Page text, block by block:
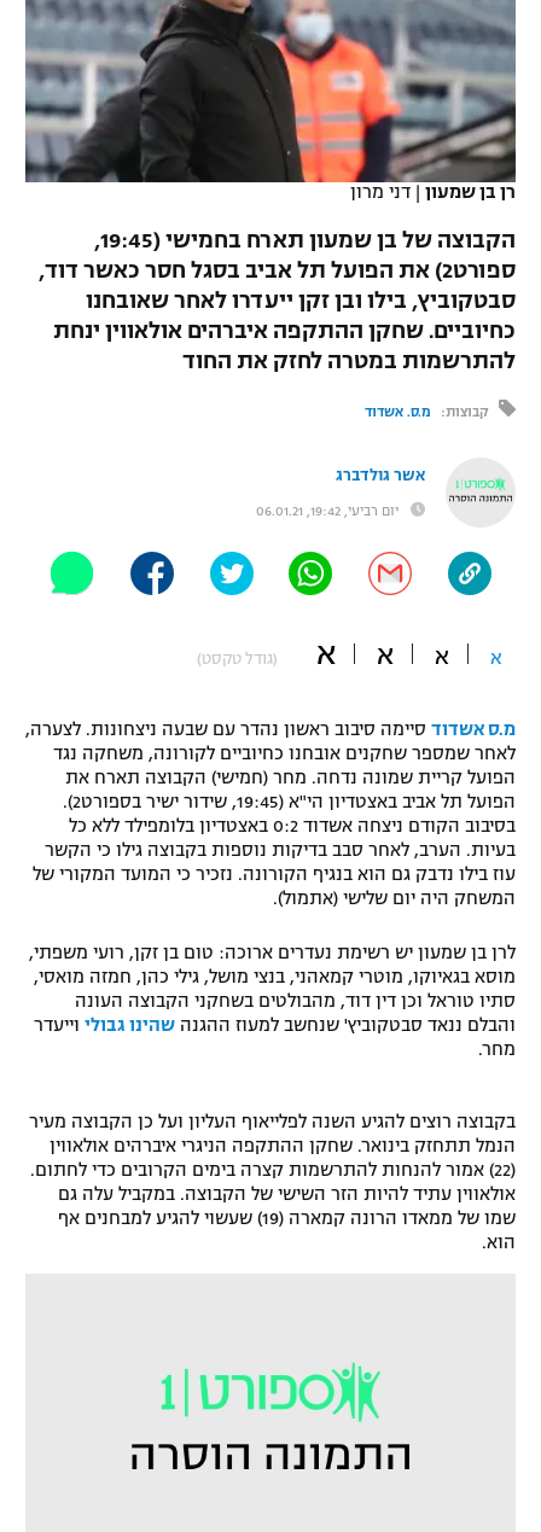
VOD
רץ ברשת
תוצאות
לוח שידורים
ברחבה
"מעל הליגה" – פודקאסט
"מחצית בשכונה" – פודקאסט
משתתפים וזוכים בפרסים
תקנון משתתפים וזוכים בפרסים
תקנון עבור פעילות אלקטרה
תקנון עבור פעילות ספורט 1 – "מרלן"
טניס
גיימינג E-Sports
תנאי שימוש
מדיניות פרטיות
תקנון פעילות ספורט 1
רשיון להקרנה פומבית לבית עסק
הצטרפות לחבילת הערוצים
לוח דרושים – ג'ובנט
נבחרת ישראל
מכבי חיפה
בית"ר ירושלים
מכבי תל אביב
הפועל תל אביב
הפועל חיפה
בני יהודה
ליגה ספרדית
ליגה איטלקית
ליגה צרפתית
ליגה הולנדית
ליגה טורקית
ליגה סינית
ליגה ברזילאית
כדורסל נשים
מכבי תל אביב
הפועל חולון
הפועל ירושלים
דני אבדיה
יורוליג
יורוקאפ
טניס
כדוריד
כדורעף
שחייה
ג'ודו
אגרוף
ספורט אולימפי
UFC
אופניים
ספורט מוטורי
פוטבול אמריקאי NFL
בייסבול MLB
ספורט אתגרי ואקסטרים
גיימינג E-Sports
רן בן שמעון | דני מרון
הקבוצה של בן שמעון תארח בחמישי (19:45,
ספורט2) את הפועל תל אביב בסגל חסר כאשר דוד,
סבטקוביץ, בילו ובן זקן ייעדרו לאחר שאובחנו
כחיוביים. שחקן ההתקפה איברהים אולאווין ינחת
להתרשמות במטרה לחזק את החוד
קבוצות: מ.ס. אשדוד
אשר גולדברג
יום רביעי, 19:42, 06.01.21
א א א א (גודל טקסט)
מ.ס אשדוד סיימה סיבוב ראשון נהדר עם שבעה ניצחונות. לצערה,
לאחר שמספר שחקנים אובחנו כחיוביים לקורונה, משחקה נגד
הפועל קריית שמונה נדחה. מחר (חמישי) הקבוצה תארח את
הפועל תל אביב באצטדיון הי"א (19:45, שידור ישיר בספורט2).
בסיבוב הקודם ניצחה אשדוד 0:2 באצטדיון בלומפילד ללא כל
בעיות. הערב, לאחר סבב בדיקות נוספות בקבוצה גילו כי הקשר
עוז בילו נדבק גם הוא בנגיף הקורונה. נזכיר כי המועד המקורי של
המשחק היה יום שלישי (אתמול).
לרן בן שמעון יש רשימת נעדרים ארוכה: טום בן זקן, רועי משפתי,
מוסא בגאיוקו, מוטרי קמאהני, בנצי מושל, גילי כהן, חמזה מואסי,
סתיו טוראל וכן דין דוד, מהבולטים בשחקני הקבוצה העונה
והבלם ננאד סבטקוביץ' שנחשב למעוז ההגנה שהינו גבולי וייעדר
מחר.
בקבוצה רוצים להגיע השנה לפלייאוף העליון ועל כן הקבוצה מעיר
הנמל תתחזק בינואר. שחקן ההתקפה הניגרי איברהים אולאווין
(22) אמור להנחות להתרשמות קצרה בימים הקרובים כדי לחתום.
אולאווין עתיד להיות הזר השישי של הקבוצה. במקביל עלה גם
שמו של ממאדו הרונה קמארה (19) שעשוי להגיע למבחנים אף
הוא.